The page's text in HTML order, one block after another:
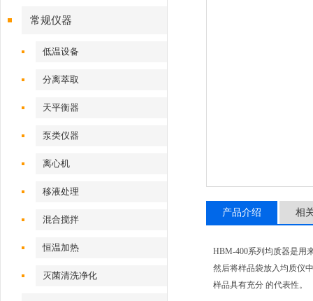
常规仪器
低温设备
分离萃取
天平衡器
泵类仪器
离心机
移液处理
混合搅拌
恒温加热
灭菌清洗净化
产品介绍 相
HBM-400系列均质器是用
然后将样品袋放入均质仪
样品具有充分 的代表性。